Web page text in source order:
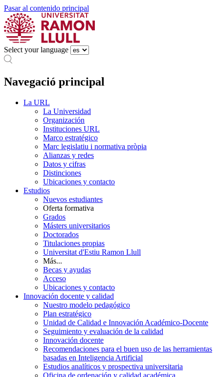
Pasar al contenido principal
Select your language
Navegació principal
La URL
La Universidad
Organización
Instituciones URL
Marco estratégico
Marc legislatiu i normativa pròpia
Alianzas y redes
Datos y cifras
Distinciones
Ubicaciones y contacto
Estudios
Nuevos estudiantes
Oferta formativa
Grados
Másters universitarios
Doctorados
Titulaciones propias
Universitat d'Estiu Ramon Llull
Más...
Becas y ayudas
Acceso
Ubicaciones y contacto
Innovación docente y calidad
Nuestro modelo pedagógico
Plan estratégico
Unidad de Calidad e Innovación Académico-Docente
Seguimiento y evaluación de la calidad
Innovación docente
Recomendaciones para el buen uso de las herramientas
basadas en Inteligencia Artificial
Estudios analíticos y prospectiva universitaria
Oficina de ordenación y calidad académica